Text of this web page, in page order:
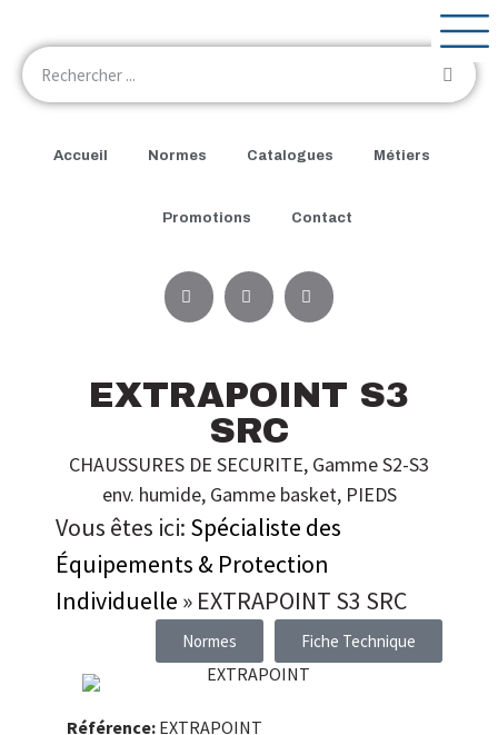
Accueil Normes Catalogues Métiers
Promotions Contact
EXTRAPOINT S3
SRC
CHAUSSURES DE SECURITE, Gamme S2-S3
env. humide, Gamme basket, PIEDS
Vous êtes ici: Spécialiste des
Équipements & Protection
Individuelle » EXTRAPOINT S3 SRC
Normes Fiche Technique
Référence: EXTRAPOINT